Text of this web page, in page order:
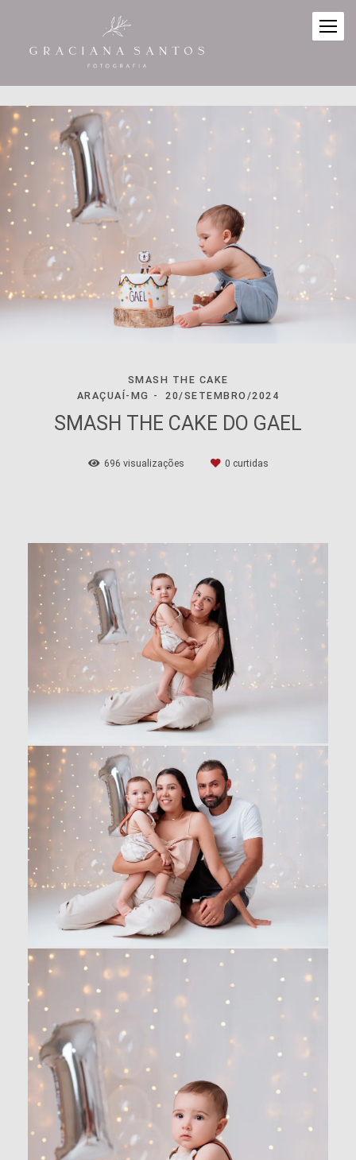
SMASH THE CAKE
ARAÇUAÍ-MG
20/SETEMBRO/2024
SMASH THE CAKE DO GAEL
696 visualizações 0 curtidas